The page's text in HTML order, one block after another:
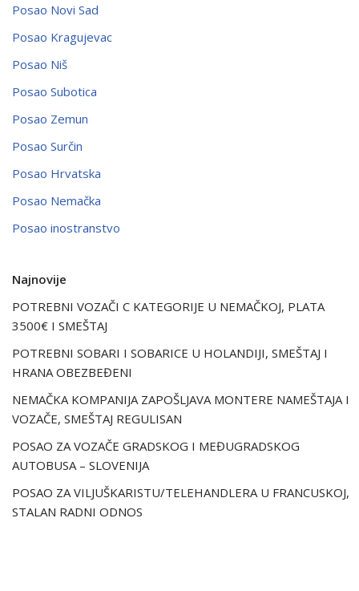
Posao Novi Sad
Posao Kragujevac
Posao Niš
Posao Subotica
Posao Zemun
Posao Surčin
Posao Hrvatska
Posao Nemačka
Posao inostranstvo
Najnovije
POTREBNI VOZAČI C KATEGORIJE U NEMAČKOJ, PLATA
3500€ I SMEŠTAJ
POTREBNI SOBARI I SOBARICE U HOLANDIJI, SMEŠTAJ I
HRANA OBEZBEĐENI
NEMAČKA KOMPANIJA ZAPOŠLJAVA MONTERE NAMEŠTAJA I
VOZAČE, SMEŠTAJ REGULISAN
POSAO ZA VOZAČE GRADSKOG I MEĐUGRADSKOG
AUTOBUSA – SLOVENIJA
POSAO ZA VILJUŠKARISTU/TELEHANDLERA U FRANCUSKOJ,
STALAN RADNI ODNOS